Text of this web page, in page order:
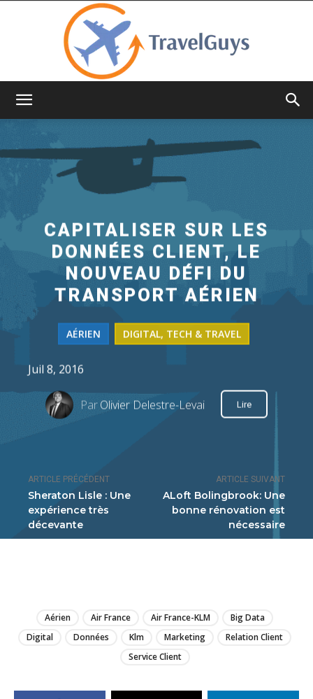
ARTICLE PRÉCÉDENT
Sheraton Lisle : Une
expérience très
décevante
ARTICLE SUIVANT
ALoft Bolingbrook: Une
bonne rénovation est
nécessaire
CAPITALISER SUR LES
DONNÉES CLIENT, LE
NOUVEAU DÉFI DU
TRANSPORT AÉRIEN
AÉRIEN DIGITAL, TECH & TRAVEL
Juil 8, 2016
ParOlivier Delestre-Levai Lire
Aérien Air France Air France-KLM
Big Data
Digital
Données Klm Marketing
Relation Client
Service Client